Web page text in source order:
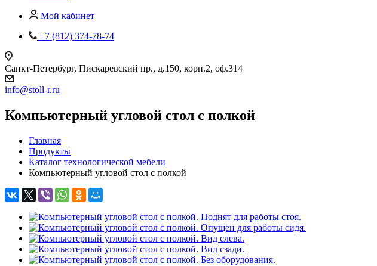
Мой кабинет
+7 (812) 374-78-74
Санкт-Петербург, Пискаревский пр., д.150, корп.2, оф.314
info@stoll-r.ru
Компьютерный угловой стол с полкой
Главная
Продукты
Каталог технологической мебели
Компьютерный угловой стол с полкой